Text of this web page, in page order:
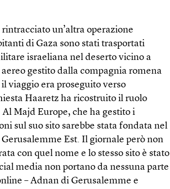
rintracciato un’altra operazione
di Gaza sono stati trasportati
israeliana nel deserto vicino a
gestito dalla compagnia romena
viaggio era proseguito verso
Haaretz ha ricostruito il ruolo
Majd Europe, che ha gestito i
sul suo sito sarebbe stata fondata nel
Est. Il giornale però non
con quel nome e lo stesso sito è stato
media non portano da nessuna parte
– Adnan di Gerusalemme e